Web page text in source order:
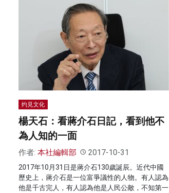
灼見文化
楊天石：看蔣介石日記，看到他不
為人知的一面
作者: 本社編輯部 2017-10-31
2017年10月31日是蔣介石130歲誕辰。近代中國
歷史上，蔣介石是一位富爭議性的人物。有人認為
他是千古完人，有人認為他是人民公敵，不知第一